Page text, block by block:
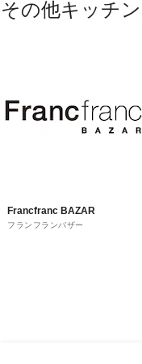
その他キッチ
Francfranc BAZAR
フランフランバザー